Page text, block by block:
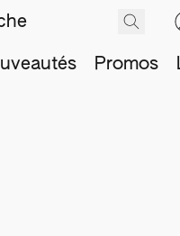
Promos